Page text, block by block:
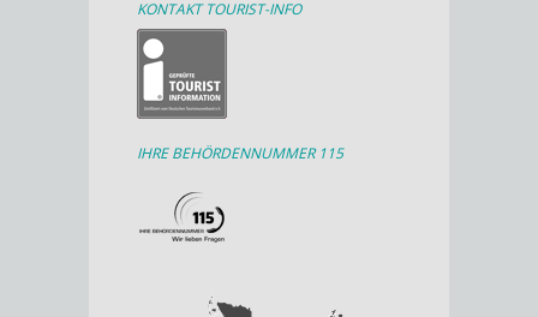
KONTAKT TOURIST-INFO
IHRE BEHÖRDENNUMMER 115